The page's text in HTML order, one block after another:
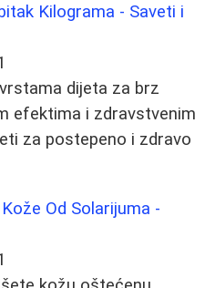
Kilograma - Saveti i
dijeta za brz
efektima i zdravstvenim
za postepeno i zdravo
Od Solarijuma -